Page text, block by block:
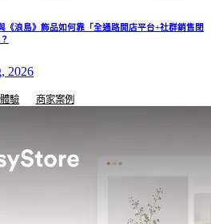
《浪島》飾品如何靠「全通路開店平台+社群銷售閉
2026
驗 商家案例